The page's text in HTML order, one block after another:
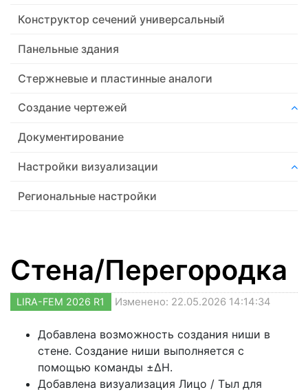
Конструктор сечений универсальный
Панельные здания
Стержневые и пластинные аналоги
Создание чертежей
Документирование
Настройки визуализации
Региональные настройки
Стена/Перегородка
LIRA-FEM 2026 R1 Изменено: 22.05.2026 14:14:34
Добавлена возможность создания ниши в
стене. Создание ниши выполняется с
помощью команды ±ΔH.
Добавлена визуализация Лицо / Тыл для